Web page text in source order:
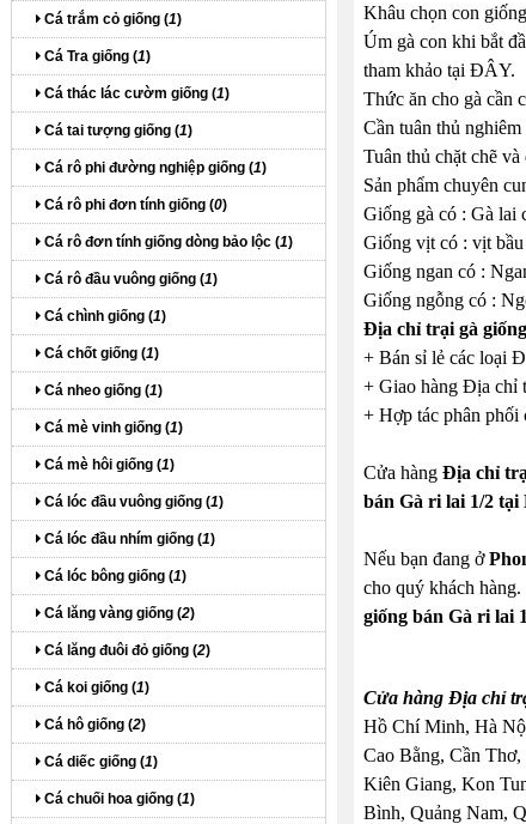
Khâu chọn con
Úm gà con khi bắt
tham khảo tại ĐÂY.
Thức ăn cho gà cần
Cần tuân thủ
Tuân thủ chặt chẽ
Sản phẩm chuyên
Giống gà có : Gà lai
Giống vịt có : vịt bầu
Giống ngan có :
Giống ngỗng có :
Địa chỉ trại gà
+ Bán sỉ lẻ các loại
+ Giao hàng Địa chỉ
+ Hợp tác phân phối
Cửa hàng Địa chỉ
bán Gà ri lai 1/2 tại
Nếu bạn đang ở
cho quý khách
giống bán Gà ri lai
Cửa hàng Địa chỉ
Hồ Chí Minh, Hà
Cao Bằng, Cần
Kiên Giang, Kon
Bình, Quảng Nam,
Cá trắm cỏ giống (1)
Cá Tra giống (1)
Cá thác lác cườm giống (1)
Cá tai tượng giống (1)
Cá rô phi đường nghiệp giống (1)
Cá rô phi đơn tính giống (0)
Cá rô đơn tính giống dòng bảo lộc (1)
Cá rô đầu vuông giống (1)
Cá chình giống (1)
Cá chốt giống (1)
Cá nheo giống (1)
Cá mè vinh giống (1)
Cá mè hôi giống (1)
Cá lóc đầu vuông giống (1)
Cá lóc đầu nhím giống (1)
Cá lóc bông giống (1)
Cá lăng vàng giống (2)
Cá lăng đuôi đỏ giống (2)
Cá koi giống (1)
Cá hô giống (2)
Cá diếc giống (1)
Cá chuối hoa giống (1)